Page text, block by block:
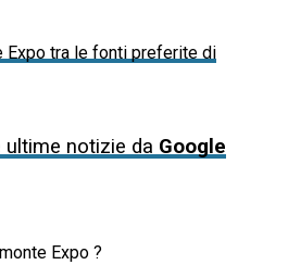
Expo tra le fonti preferite di
ultime notizie da Google
Expo ?